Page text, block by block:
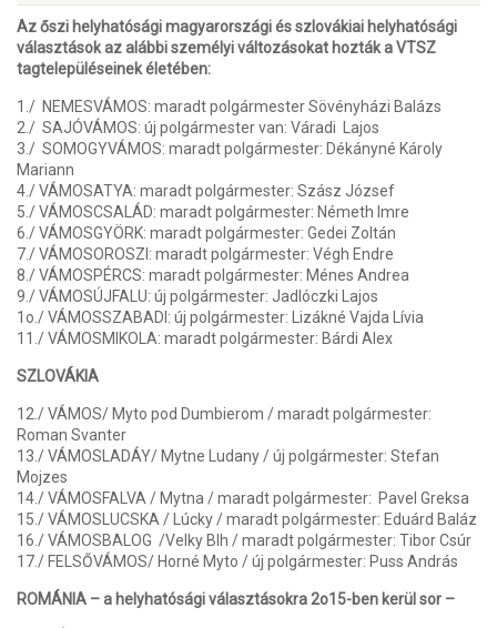
Az őszi helyhatósági magyarországi és szlovákiai helyhatósági
választások az alábbi személyi változásokat hozták a VTSZ
tagtelepüléseinek életében:
1./ NEMESVÁMOS: maradt polgármester Sövényházi Balázs
2./ SAJÓVÁMOS: új polgármester van: Váradi Lajos
3./ SOMOGYVÁMOS: maradt polgármester: Dékányné Károly
Mariann
4./ VÁMOSATYA: maradt polgármester: Szász József
5./ VÁMOSCSALÁD: maradt polgármester: Németh Imre
6./ VÁMOSGYÖRK: maradt polgármester: Gedei Zoltán
7./ VÁMOSOROSZI: maradt polgármester: Végh Endre
8./ VÁMOSPÉRCS: maradt polgármester: Ménes Andrea
9./ VÁMOSÚJFALU: új polgármester: Jadlóczki Lajos
1o./ VÁMOSSZABADI: új polgármester: Lizákné Vajda Lívia
11./ VÁMOSMIKOLA: maradt polgármester: Bárdi Alex
SZLOVÁKIA
12./ VÁMOS/ Myto pod Dumbierom / maradt polgármester:
Roman Svanter
13./ VÁMOSLADÁY/ Mytne Ludany / új polgármester: Stefan
Mojzes
14./ VÁMOSFALVA / Mytna / maradt polgármester: Pavel Greksa
15./ VÁMOSLUCSKA / Lúcky / maradt polgármester: Eduárd Baláz
16./ VÁMOSBALOG /Velky Blh / maradt polgármester: Tibor Csúr
17./ FELSŐVÁMOS/ Horné Myto / új polgármester: Puss András
ROMÁNIA – a helyhatósági választásokra 2o15-ben kerül sor –